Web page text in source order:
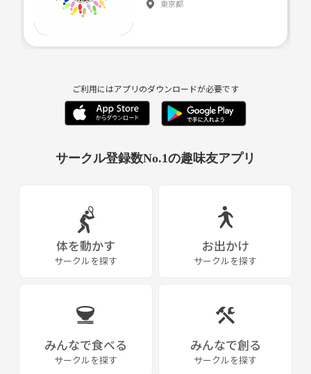
東京都
ご利用にはアプリのダウンロードが必要です
サークル登録数No.1の趣味友アプリ
体を動かす
サークルを探す
お出かけ
サークルを探す
みんなで食べる
サークルを探す
みんなで創る
サークルを探す